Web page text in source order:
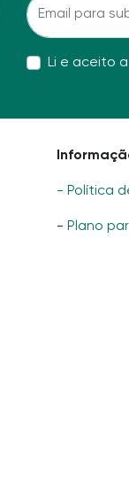
Li e aceito a
- Política
- Plano